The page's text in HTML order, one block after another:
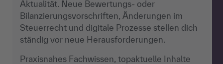
Aktualität. Neue Bewertungs- oder
Bilanzierungsvorschriften, Änderungen im
Steuerrecht und digitale Prozesse stellen dich
ständig vor neue Herausforderungen.
Praxisnahes Fachwissen, topaktuelle Inhalte